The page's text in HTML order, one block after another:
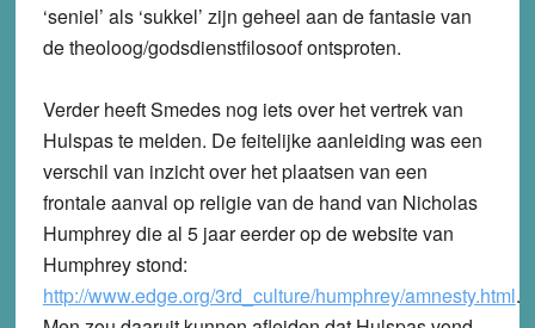
‘seniel’ als ‘sukkel’ zijn geheel aan de fantasie van
de theoloog/godsdienstfilosoof ontsproten.
Verder heeft Smedes nog iets over het vertrek van
Hulspas te melden. De feitelijke aanleiding was een
verschil van inzicht over het plaatsen van een
frontale aanval op religie van de hand van Nicholas
Humphrey die al 5 jaar eerder op de website van
Humphrey stond:
http://www.edge.org/3rd_culture/humphrey/amnesty.html.